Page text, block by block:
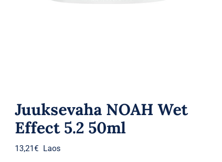
Juuksevaha NOAH Wet
Effect 5.2 50ml
13,21€ Laos